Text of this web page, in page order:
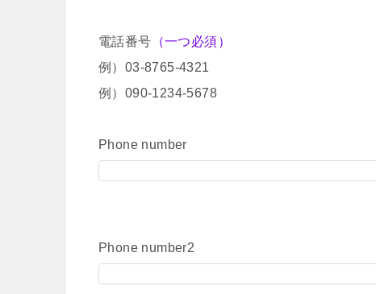
電話番号 （一つ必須）
例）03-8765-4321
例）090-1234-5678
Phone number
Phone number2